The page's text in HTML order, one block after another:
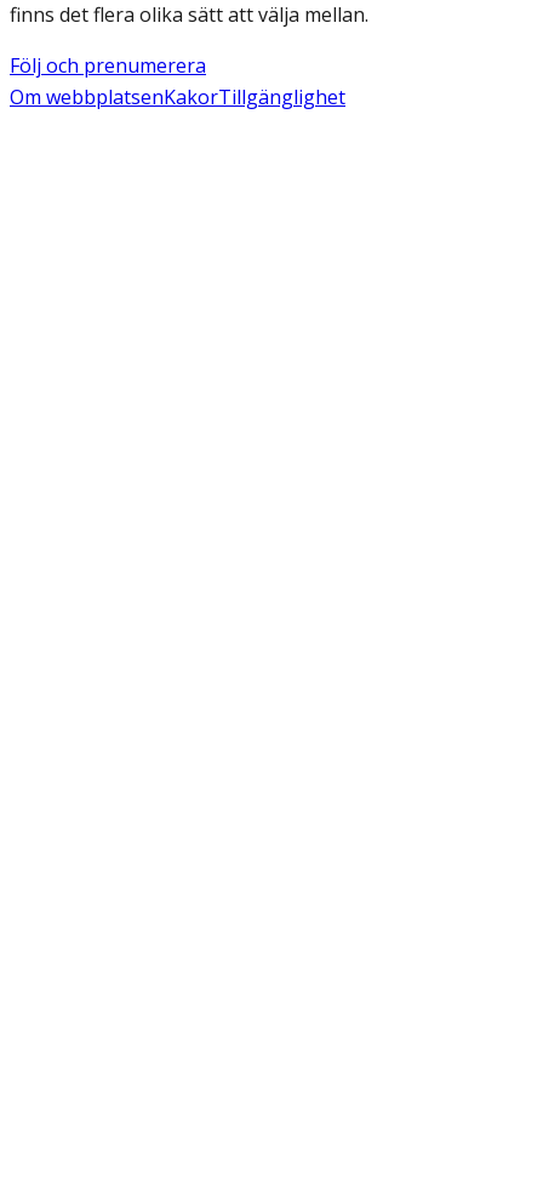
finns det flera olika sätt att välja mellan.
Följ och prenumerera
Om webbplatsenKakorTillgänglighet